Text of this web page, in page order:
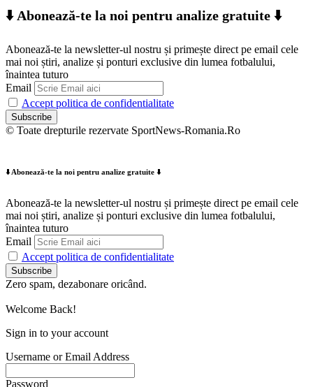
⬇️ Abonează-te la noi pentru analize gratuite ⬇️
Abonează-te la newsletter-ul nostru și primește direct pe email cele
mai noi știri, analize și ponturi exclusive din lumea fotbalului,
înaintea tuturo
Email
Accept politica de confidentialitate
© Toate drepturile rezervate SportNews-Romania.Ro
⬇️ Abonează-te la noi pentru analize gratuite ⬇️
Abonează-te la newsletter-ul nostru și primește direct pe email cele
mai noi știri, analize și ponturi exclusive din lumea fotbalului,
înaintea tuturo
Email
Accept politica de confidentialitate
Zero spam, dezabonare oricând.
Welcome Back!
Sign in to your account
Username or Email Address
Password